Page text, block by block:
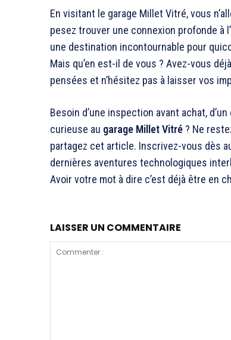
En visitant le garage Millet Vitré, vous
pesez trouver une connexion profonde à
une destination incontournable pour
Mais qu’en est-il de vous ? Avez-vous
pensées et n’hésitez pas à laisser vos
Besoin d’une inspection avant achat,
curieuse au garage Millet Vitré ? Ne
partagez cet article. Inscrivez-vous dès
dernières aventures technologiques
Avoir votre mot à dire c’est déjà être en
LAISSER UN COMMENTAIRE